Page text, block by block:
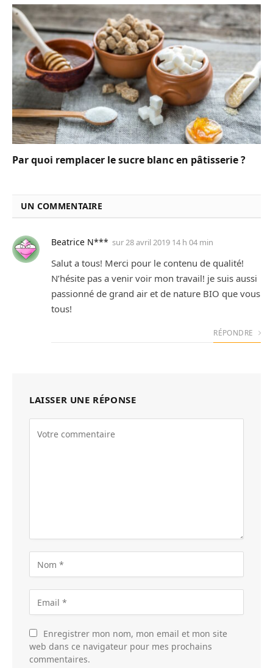
Par quoi remplacer le sucre blanc en pâtisserie ?
UN COMMENTAIRE
Beatrice N*** sur28 avril 2019 14 h 04 min
Salut a tous! Merci pour le contenu de qualité!
N’hésite pas a venir voir mon travail! je suis aussi
passionné de grand air et de nature BIO que vous
tous!
RÉPONDRE
LAISSER UNE RÉPONSE
Enregistrer mon nom, mon email et mon site
web dans ce navigateur pour mes prochains
commentaires.